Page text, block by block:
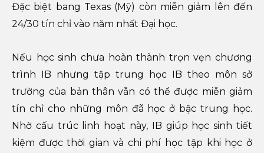
Đặc biệt bang Texas (Mỹ) còn miễn giảm lên đến
24/30 tín chỉ vào năm nhất Đại học.
Nếu học sinh chưa hoàn thành trọn vẹn chương
trình IB nhưng tập trung học IB theo môn sở
trường của bản thân vẫn có thể được miễn giảm
tín chỉ cho những môn đã học ở bậc trung học.
Nhờ cấu trúc linh hoạt này, IB giúp học sinh tiết
kiệm được thời gian và chi phí học tập khi học ở